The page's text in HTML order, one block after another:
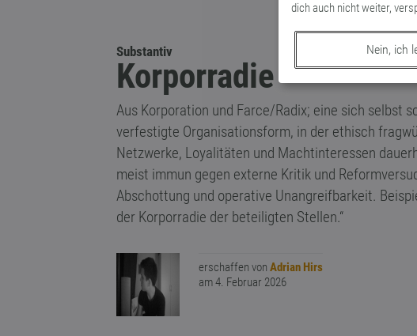
dich auch nicht weiter,
Nein, ich
Substantiv
Korporradie
Aus Korporation und Farce/Radix; eine sich selbst
verfestigte Organisationsform, in der ethisch
Netzwerke, Loyalitäten und Machtinteressen
meist immun gegen externe Kritik und
Abschottung und operative Unangreifbarkeit.
der Korporradie der beteiligten Stellen.“
erschaffen von Adrian Hirs
am 4. Februar 2026